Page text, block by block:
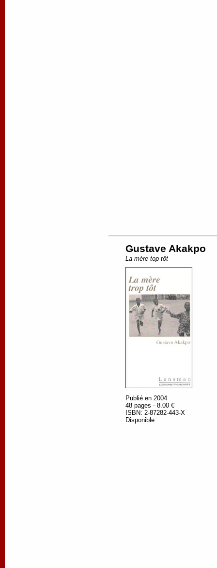
Gustave Akakpo
La mère top tôt
Publié en 2004
48 pages - 8.00 €
ISBN: 2-87282-443-X
Disponible